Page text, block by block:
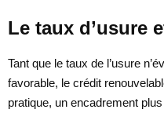
Le taux d’usure
Tant que le taux de l’usure
favorable, le crédit
pratique, un encadrement